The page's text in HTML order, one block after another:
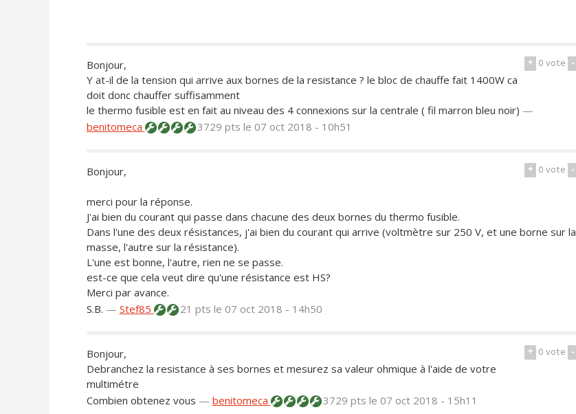
+ 0vote -
Bonjour,
Y at-il de la tension qui arrive aux bornes de la resistance ? le bloc de chauffe fait 1400W ca
doit donc chauffer suffisamment
le thermo fusible est en fait au niveau des 4 connexions sur la centrale ( fil marron bleu noir) —
benitomeca
3729 pts le 07 oct 2018 - 10h51
+ 0vote -
Bonjour,
merci pour la réponse.
J'ai bien du courant qui passe dans chacune des deux bornes du thermo fusible.
Dans l'une des deux résistances, j'ai bien du courant qui arrive (voltmètre sur 250 V, et une borne sur la
masse, l'autre sur la résistance).
L'une est bonne, l'autre, rien ne se passe.
est-ce que cela veut dire qu'une résistance est HS?
Merci par avance.
S.B. — Stef85 21 pts le 07 oct 2018 - 14h50
+ 0vote -
Bonjour,
Debranchez la resistance à ses bornes et mesurez sa valeur ohmique à l'aide de votre
multimétre
Combien obtenez vous — benitomeca 3729 pts le 07 oct 2018 - 15h11